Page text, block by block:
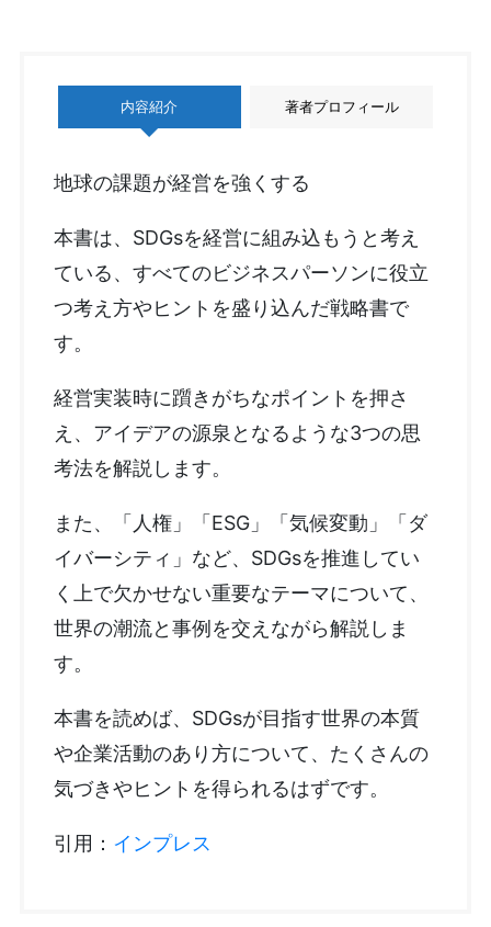
内容紹介 著者プロフィール
地球の課題が経営を強くする
本書は、SDGsを経営に組み込もうと考え
ている、すべてのビジネスパーソンに役立
つ考え方やヒントを盛り込んだ戦略書で
す。
経営実装時に躓きがちなポイントを押さ
え、アイデアの源泉となるような3つの思
考法を解説します。
また、「人権」「ESG」「気候変動」「ダ
イバーシティ」など、SDGsを推進してい
く上で欠かせない重要なテーマについて、
世界の潮流と事例を交えながら解説しま
す。
本書を読めば、SDGsが目指す世界の本質
や企業活動のあり方について、たくさんの
気づきやヒントを得られるはずです。
引用： インプレス